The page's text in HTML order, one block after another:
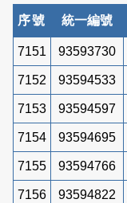
序號 統一編號
7151 93593730
7152 93594533
7153 93594597
7154 93594695
7155 93594766
7156 93594822